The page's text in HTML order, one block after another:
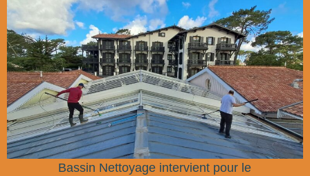
Bassin Nettoyage intervient pour le